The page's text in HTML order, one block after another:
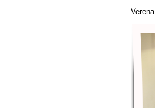
Verena